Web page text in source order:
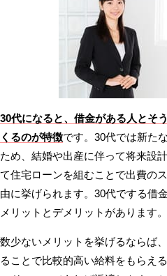
30代になると、借金がある人とそ
くるのが特徴です。30代では新た
ため、結婚や出産に伴って将来設
て住宅ローンを組むことで出費の
由に挙げられます。30代でする借
メリットとデメリットがあります。
数少ないメリットを挙げるならば
ることで比較的高い給料をもらえ